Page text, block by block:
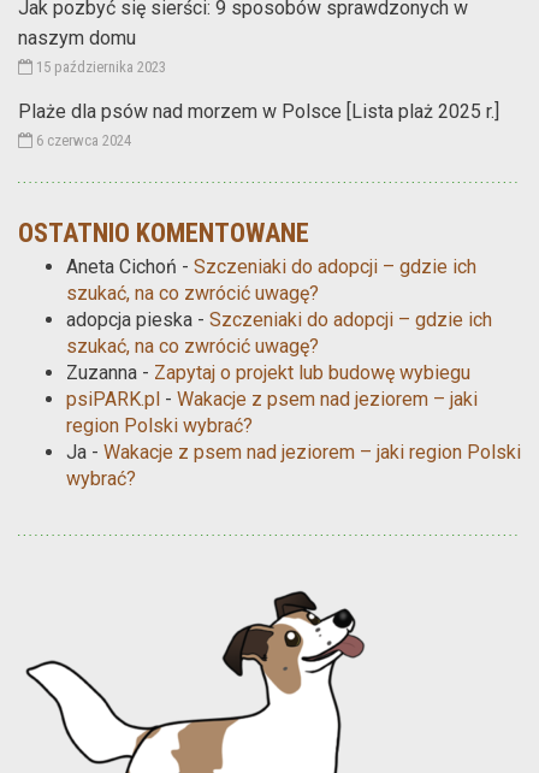
Jak pozbyć się sierści: 9 sposobów sprawdzonych w
naszym domu
15 października 2023
Plaże dla psów nad morzem w Polsce [Lista plaż 2025 r.]
6 czerwca 2024
OSTATNIO KOMENTOWANE
Aneta Cichoń - Szczeniaki do adopcji – gdzie ich
szukać, na co zwrócić uwagę?
adopcja pieska - Szczeniaki do adopcji – gdzie ich
szukać, na co zwrócić uwagę?
Zuzanna - Zapytaj o projekt lub budowę wybiegu
psiPARK.pl - Wakacje z psem nad jeziorem – jaki
region Polski wybrać?
Ja - Wakacje z psem nad jeziorem – jaki region Polski
wybrać?